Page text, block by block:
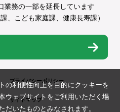
業務の一部を延長しています
、こども家庭課、健康長寿課）
プライバシーポリシー
サイトマップ
の利便性向上を目的にクッキーを
ウェブサイトをご利用いただく場
だいたものとみなされます。